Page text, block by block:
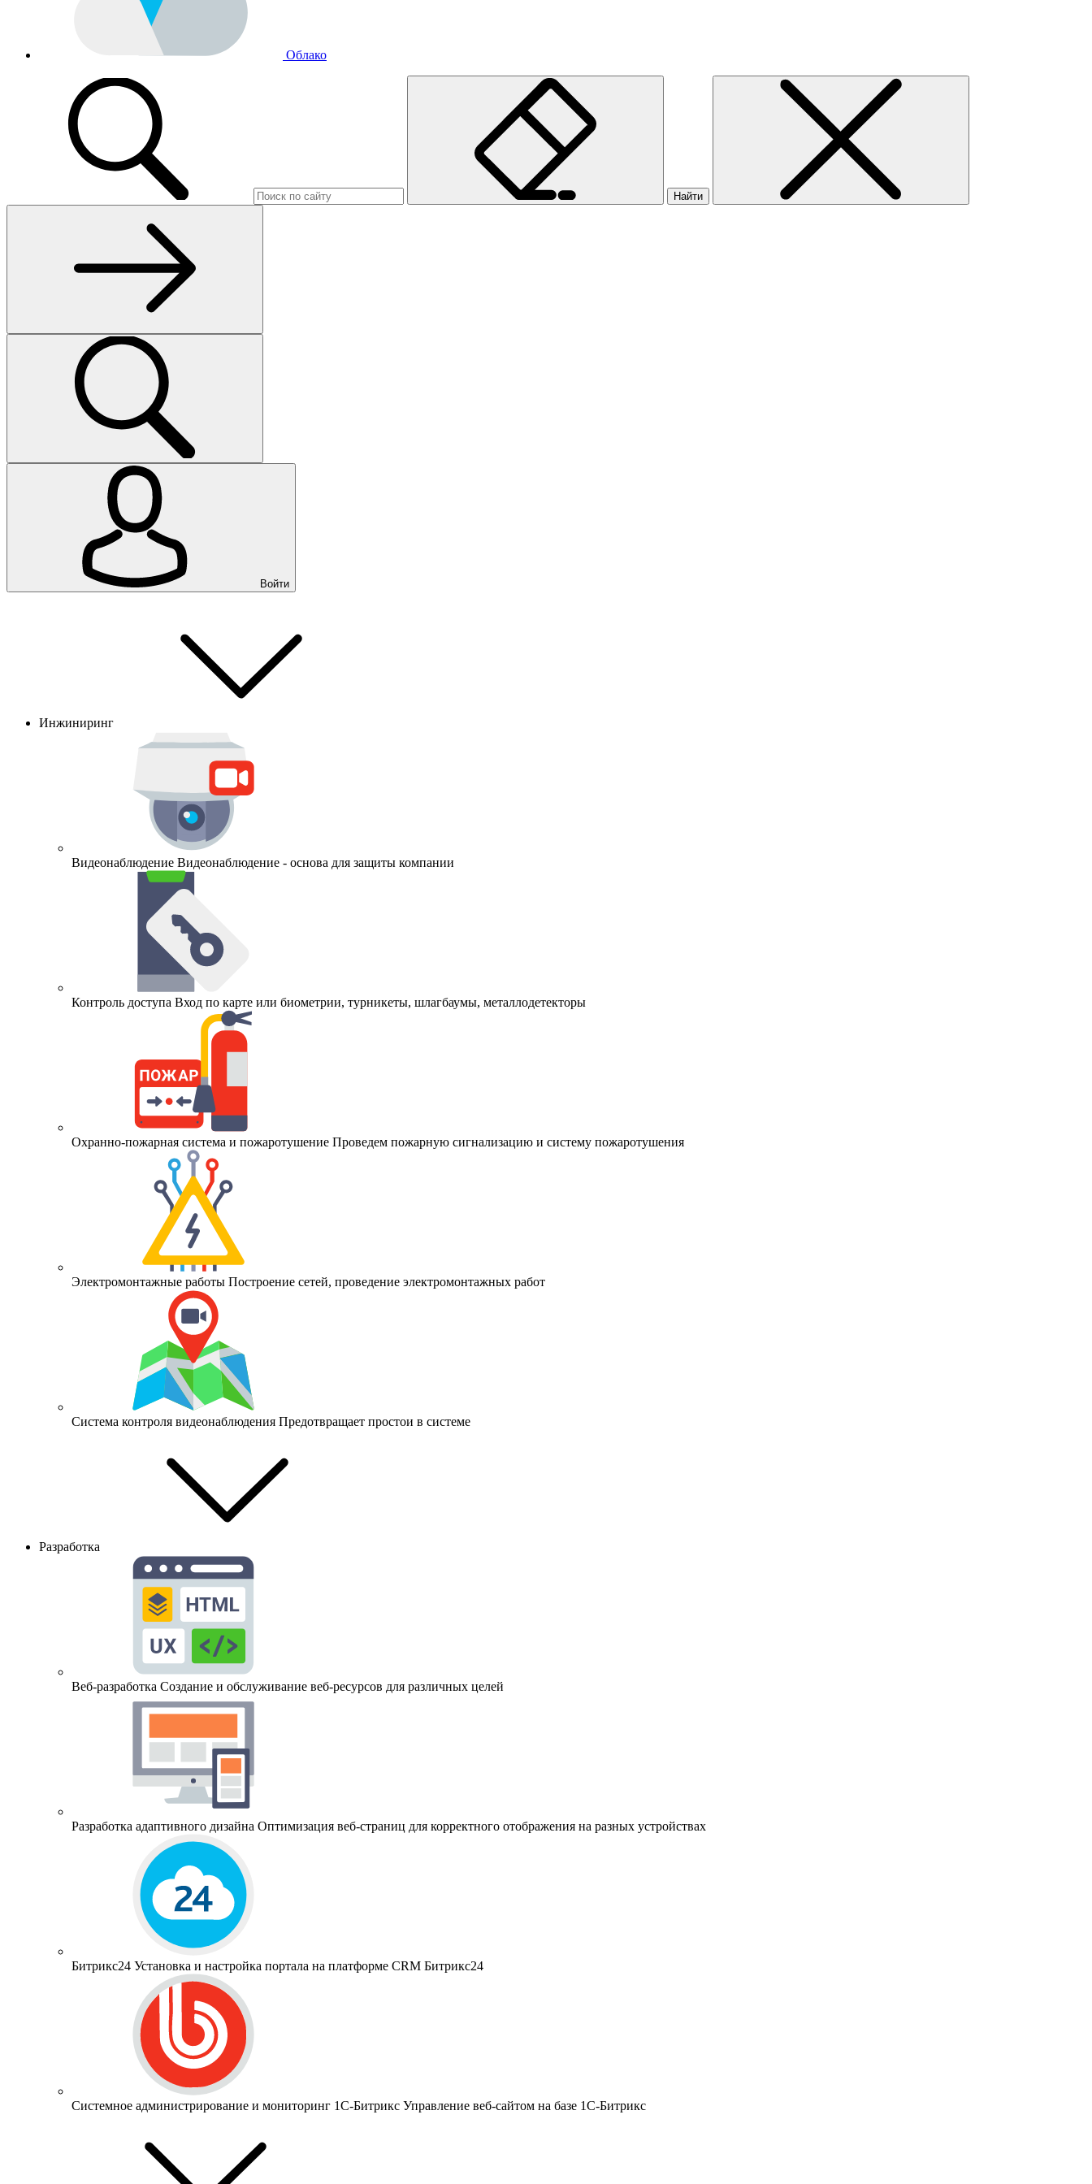
Облако
Найти
Войти
Инжиниринг
Видеонаблюдение Видеонаблюдение - основа для защиты компании
Контроль доступа Вход по карте или биометрии, турникеты, шлагбаумы, металлодетекторы
Охранно-пожарная система и пожаротушение Проведем пожарную сигнализацию и систему пожаротушения
Электромонтажные работы Построение сетей, проведение электромонтажных работ
Система контроля видеонаблюдения Предотвращает простои в системе
Разработка
Веб-разработка Создание и обслуживание веб-ресурсов для различных целей
Разработка адаптивного дизайна Оптимизация веб-страниц для корректного отображения на разных устройствах
Битрикс24 Установка и настройка портала на платформе CRM Битрикс24
Системное администрирование и мониторинг 1С-Битрикс Управление веб-сайтом на базе 1С-Битрикс